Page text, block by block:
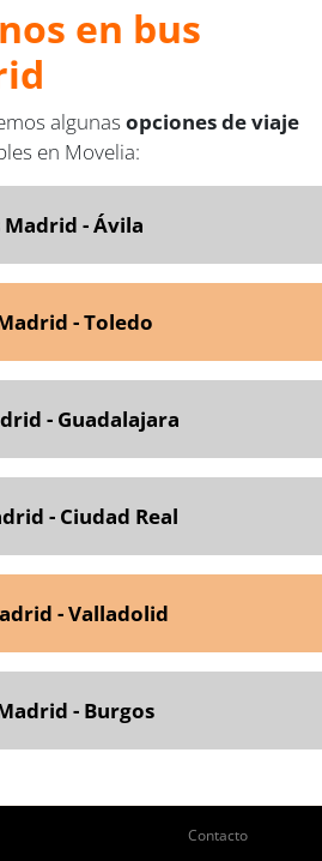
en bus
algunas opciones de viaje
en Movelia:
Madrid - Ávila
- Toledo
- Guadalajara
- Ciudad Real
- Valladolid
- Burgos
Contacto